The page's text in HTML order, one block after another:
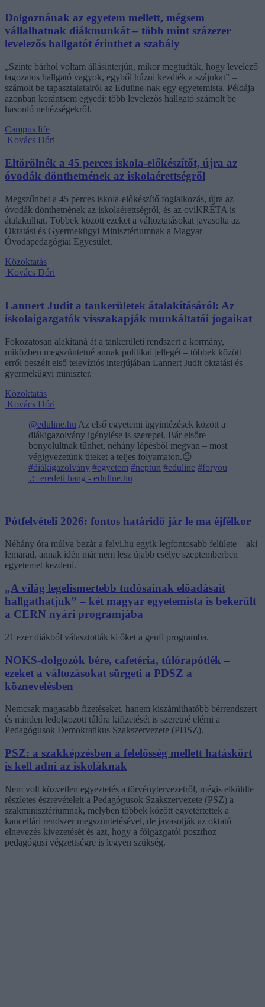
Dolgoznának az egyetem mellett, mégsem
vállalhatnak diákmunkát – több mint százezer
levelezős hallgatót érinthet a szabály
„Szinte bárhol voltam állásinterjún, mikor megtudták, hogy levelező
tagozatos hallgató vagyok, egyből húzni kezdték a szájukat” –
számolt be tapasztalatairól az Eduline-nak egy egyetemista. Példája
azonban korántsem egyedi: több levelezős hallgató számolt be
hasonló nehézségekről.
Campus life
Kovács Dóri
Eltörölnék a 45 perces iskola-előkészítőt, újra az
óvodák dönthetnének az iskolaérettségről
Megszűnhet a 45 perces iskola-előkészítő foglalkozás, újra az
óvodák dönthetnének az iskolaérettségről, és az oviKRÉTA is
átalakulhat. Többek között ezeket a változtatásokat javasolta az
Oktatási és Gyermekügyi Minisztériumnak a Magyar
Óvodapedagógiai Egyesület.
Közoktatás
Kovács Dóri
Lannert Judit a tankerületek átalakításáról: Az
iskolaigazgatók visszakapják munkáltatói jogaikat
Fokozatosan alakítaná át a tankerületi rendszert a kormány,
miközben megszüntetné annak politikai jellegét – többek között
erről beszélt első televíziós interjújában Lannert Judit oktatási és
gyermekügyi miniszter.
Közoktatás
Kovács Dóri
@eduline.hu Az első egyetemi ügyintézések között a
diákigazolvány igénylése is szerepel. Bár elsőre
bonyolultnak tűnhet, néhány lépésből megvan – most
végigvezetünk titeket a teljes folyamaton.😉
#diákigazolvány #egyetem #neptun #eduline #foryou
♬ eredeti hang - eduline.hu
Pótfelvételi 2026: fontos határidő jár le ma éjfélkor
Néhány óra múlva bezár a felvi.hu egyik legfontosabb felülete – aki
lemarad, annak idén már nem lesz újabb esélye szeptemberben
egyetemet kezdeni.
„A világ legelismertebb tudósainak előadásait
hallgathatjuk” – két magyar egyetemista is bekerült
a CERN nyári programjába
21 ezer diákból választották ki őket a genfi programba.
NOKS-dolgozók bére, cafetéria, túlórapótlék –
ezeket a változásokat sürgeti a PDSZ a
köznevelésben
Nemcsak magasabb fizetéseket, hanem kiszámíthatóbb bérrendszert
és minden ledolgozott túlóra kifizetését is szeretné elérni a
Pedagógusok Demokratikus Szakszervezete (PDSZ).
PSZ: a szakképzésben a felelősség mellett hatáskört
is kell adni az iskoláknak
Nem volt közvetlen egyeztetés a törvénytervezetről, mégis elküldte
részletes észrevételeit a Pedagógusok Szakszervezete (PSZ) a
szakminisztériumnak, melyben többek között egyetértettek a
kancellári rendszer megszüntetésével, de javasolják az oktató
elnevezés kivezetését és azt, hogy a főigazgatói poszthoz
pedagógusi végzettségre is legyen szükség.